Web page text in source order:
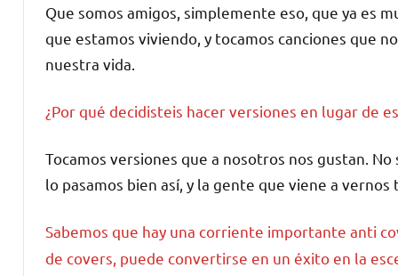
Que somos amigos, simplemente eso, que ya es
que estamos viviendo, y tocamos canciones que
nuestra vida.
¿Por qué decidisteis hacer versiones en lugar de
Tocamos versiones que a nosotros nos gustan.
lo pasamos bien así, y la gente que viene a vernos
Sabemos que hay una corriente importante anti
de covers, puede convertirse en un éxito en la